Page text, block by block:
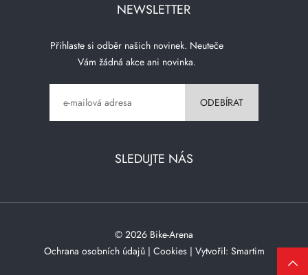
NEWSLETTER
Přihlaste si odběr našich novinek. Neuteče
Vám žádná akce ani novinka.
SLEDUJTE NÁS
© 2026 Bike-Arena
Ochrana osobních údajů| Cookies| Vytvořil: Smartim